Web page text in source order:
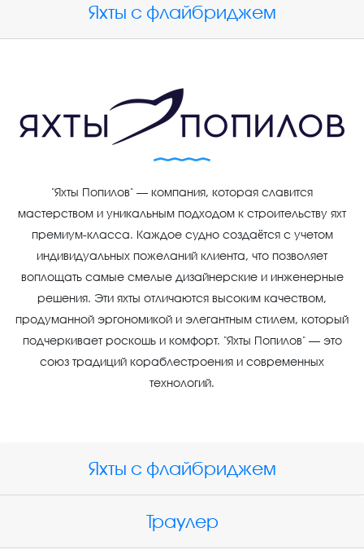
Яхты с флайбриджем
"Яхты Попилов" — компания, которая славится
мастерством и уникальным подходом к строительству яхт
премиум-класса. Каждое судно создаётся с учетом
индивидуальных пожеланий клиента, что позволяет
воплощать самые смелые дизайнерские и инженерные
решения. Эти яхты отличаются высоким качеством,
продуманной эргономикой и элегантным стилем, который
подчеркивает роскошь и комфорт. "Яхты Попилов" — это
союз традиций кораблестроения и современных
технологий.
Яхты с флайбриджем
Траулер